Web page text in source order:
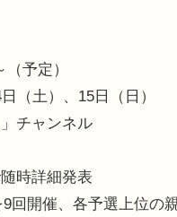
予定）
（土）、15日（日）
チャンネル
時詳細発表
開催、各予選上位の